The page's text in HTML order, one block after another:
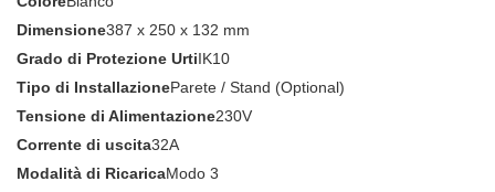
Dimensione387 x 250 x 132 mm
Grado di Protezione UrtiIK10
Tipo di InstallazioneParete / Stand (Optional)
Tensione di Alimentazione230V
Corrente di uscita32A
Modalità di RicaricaModo 3